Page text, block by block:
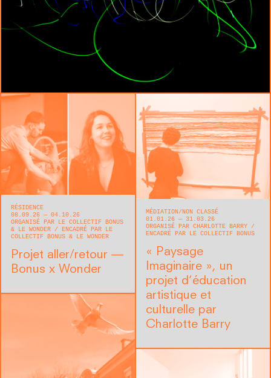
RÉSIDENCE
08.09.26 — 04.10.26
ORGANISÉ PAR LE COLLECTIF BONUS
& LE WONDER
ENCADRÉ PAR LE
COLLECTIF BONUS & LE WONDER
Projet aller/retour —
Bonus x Wonder
MÉDIATION
NON CLASSÉ
01.01.26 — 31.03.26
ORGANISÉ PAR CHARLOTTE BARRY
ENCADRÉ PAR LE COLLECTIF BONUS
« Paysage
Imaginaire », un
projet d’éducation
artistique et
culturelle par
Charlotte Barry